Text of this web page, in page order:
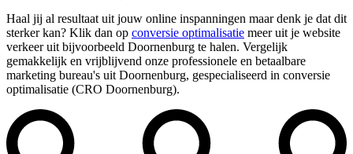
Haal jij al resultaat uit jouw online inspanningen maar denk je dat dit
sterker kan? Klik dan op conversie optimalisatie meer uit je website
verkeer uit bijvoorbeeld Doornenburg te halen. Vergelijk
gemakkelijk en vrijblijvend onze professionele en betaalbare
marketing bureau's uit Doornenburg, gespecialiseerd in conversie
optimalisatie (CRO Doornenburg).